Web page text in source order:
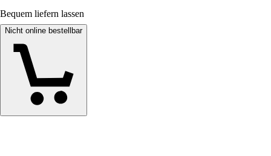
Bequem liefern lassen
Nicht online bestellbar